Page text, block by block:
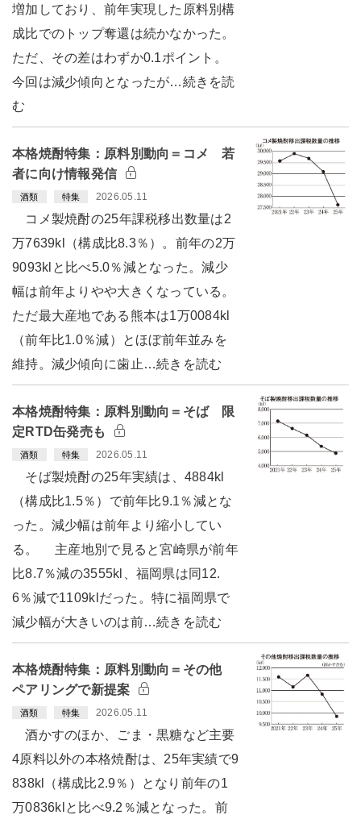
増加しており、前年実現した原料別構
成比でのトップ奪還は続かなかった。
ただ、その差はわずか0.1ポイント。
今回は減少傾向となったが…続きを読
む
本格焼酎特集：原料別動向＝コメ 若
者に向け情報発信
酒類 特集 2026.05.11
コメ製焼酎の25年課税移出数量は2
万7639kl（構成比8.3％）。前年の2万
9093klと比べ5.0％減となった。減少
幅は前年よりやや大きくなっている。
ただ最大産地である熊本は1万0084kl
（前年比1.0％減）とほぼ前年並みを
維持。減少傾向に歯止…続きを読む
本格焼酎特集：原料別動向＝そば 限
定RTD缶発売も
酒類 特集 2026.05.11
そば製焼酎の25年実績は、4884kl
（構成比1.5％）で前年比9.1％減とな
った。減少幅は前年より縮小してい
る。 主産地別で見ると宮崎県が前年
比8.7％減の3555kl、福岡県は同12.
6％減で1109klだった。特に福岡県で
減少幅が大きいのは前…続きを読む
本格焼酎特集：原料別動向＝その他
ペアリングで新提案
酒類 特集 2026.05.11
酒かすのほか、ごま・黒糖など主要
4原料以外の本格焼酎は、25年実績で9
838kl（構成比2.9％）となり前年の1
万0836klと比べ9.2％減となった。前